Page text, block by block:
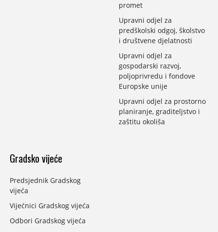
promet
Upravni odjel za
predškolski odgoj, školstvo
i društvene djelatnosti
Upravni odjel za
gospodarski razvoj,
poljoprivredu i fondove
Europske unije
Upravni odjel za prostorno
planiranje, graditeljstvo i
zaštitu okoliša
Gradsko vijeće
Predsjednik Gradskog
vijeća
Vijećnici Gradskog vijeća
Odbori Gradskog vijeća